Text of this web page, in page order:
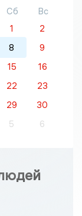
Сб
Вс
1
2
8
9
15
16
22
23
29
30
5 6